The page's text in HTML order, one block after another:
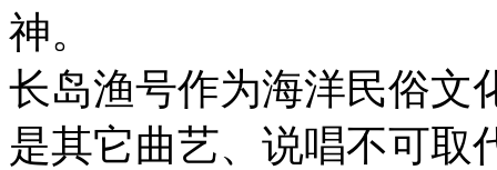
神。
长岛渔号作为海洋民俗文
是其它曲艺、说唱不可取